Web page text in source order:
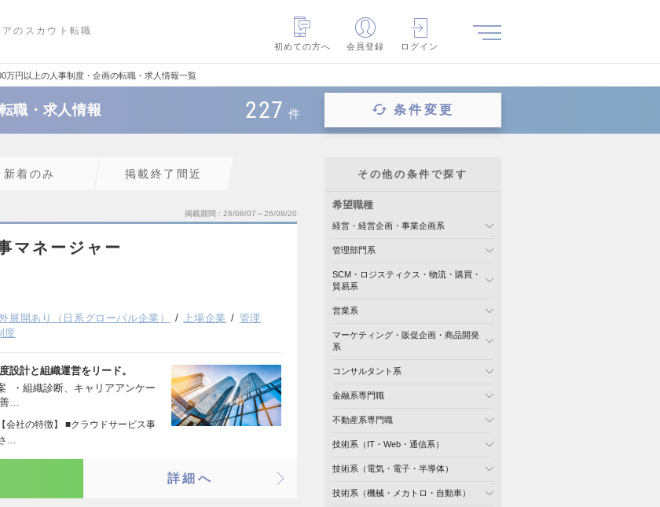
のスカウト転職
初めての方へ
会員登録 ログイン
万円以上の人事制度・企画の転職・求人情報一覧
職・求人情報 227 件 条件変更
新着のみ 掲載終了間近
掲載期間 26/08/07～26/08/20
マネージャー
展開あり（日系グローバル企業） 上場企業
管理
度
設計と組織運営をリード。
・組織診断、キャリアアンケー
…
会社の特徴】 ■クラウドサービス事
…
詳細へ
その他の条件で探す
希望職種
経営・経営企画・事業企画系
管理部門系
SCM・ロジスティクス・物流・購買・
貿易系
営業系
マーケティング・販促企画・商品開発
系
コンサルタント系
金融系専門職
不動産系専門職
技術系（IT・Web・通信系）
技術系（電気・電子・半導体）
技術系（機械・メカトロ・自動車）